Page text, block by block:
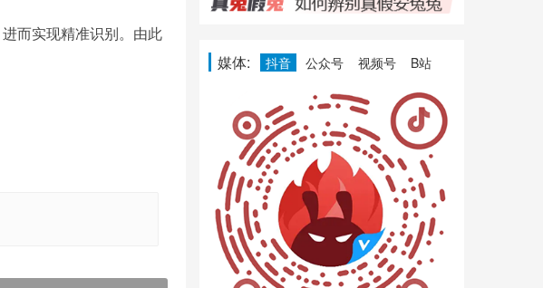
而实现精准识别。由此
媒体: 抖音 公众号 视频号 B站